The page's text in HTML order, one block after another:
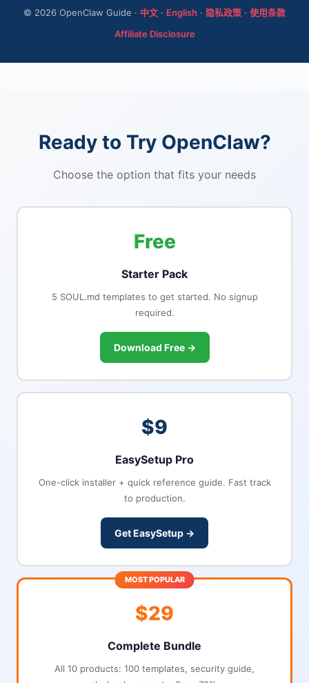
© 2026 OpenClaw Guide · 中文 · English · 隐私政策 · 使用条款
Affiliate Disclosure
Ready to Try OpenClaw?
Choose the option that fits your needs
Free
Starter Pack
5 SOUL.md templates to get started. No signup
required.
Download Free →
$9
EasySetup Pro
One-click installer + quick reference guide. Fast track
to production.
Get EasySetup →
MOST POPULAR
$29
Complete Bundle
All 10 products: 100 templates, security guide,